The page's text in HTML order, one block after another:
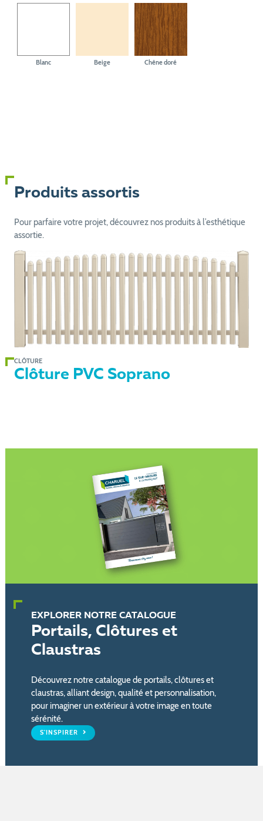
Blanc Beige Chêne doré
Produits assortis
Pour parfaire votre projet, découvrez nos produits à l’esthétique
assortie.
CLÔTURE
Clôture PVC Soprano
EXPLORER NOTRE CATALOGUE
Portails, Clôtures et
Claustras
Découvrez notre catalogue de portails, clôtures et
claustras, alliant design, qualité et personnalisation,
pour imaginer un extérieur à votre image en toute
sérénité.
S'INSPIRER